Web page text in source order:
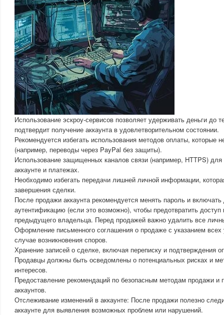
Использование эскроу-сервисов позволяет удерживать деньги до
подтвердит получение аккаунта в удовлетворительном состоянии.
Рекомендуется избегать использования методов оплаты, которые
(например, переводы через PayPal без защиты).
Использование защищенных каналов связи (например, HTTPS)
аккаунте и платежах.
Необходимо избегать передачи лишней личной информации,
завершения сделки.
После продажи аккаунта рекомендуется менять пароль и
аутентификацию (если это возможно), чтобы предотвратить доступ
предыдущего владельца. Перед продажей важно удалить все
Оформление письменного соглашения о продаже с указанием
случае возникновения споров.
Хранение записей о сделке, включая переписку и подтверждения
Продавцы должны быть осведомлены о потенциальных рисках и
интересов.
Предоставление рекомендаций по безопасным методам продажи и
аккаунтов.
Отслеживание изменений в аккаунте: После продажи полезно
аккаунте для выявления возможных проблем или нарушений.